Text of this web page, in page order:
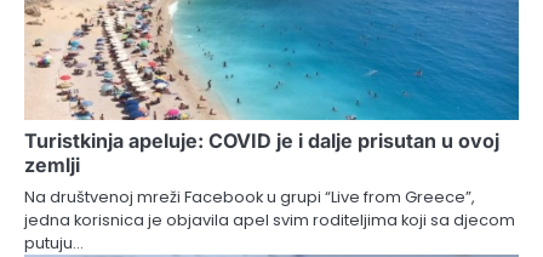
Turistkinja apeluje: COVID je i dalje prisutan u ovoj
zemlji
Na društvenoj mreži Facebook u grupi “Live from Greece”,
jedna korisnica je objavila apel svim roditeljima koji sa djecom
putuju…